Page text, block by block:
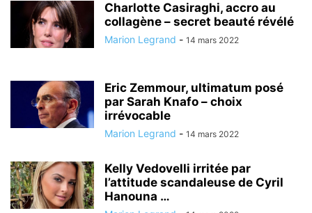
Charlotte Casiraghi, accro au
collagène – secret beauté révélé
Marion Legrand - 14 mars 2022
Eric Zemmour, ultimatum posé
par Sarah Knafo – choix
irrévocable
Marion Legrand - 14 mars 2022
Kelly Vedovelli irritée par
l’attitude scandaleuse de Cyril
Hanouna …